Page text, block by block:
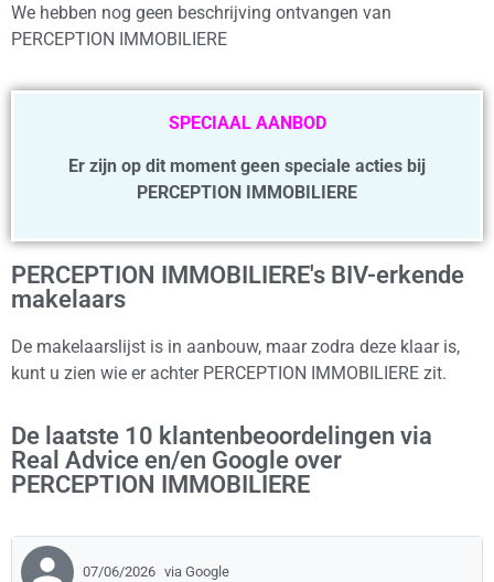
We hebben nog geen beschrijving ontvangen van
PERCEPTION IMMOBILIERE
SPECIAAL AANBOD
Er zijn op dit moment geen speciale acties bij
PERCEPTION IMMOBILIERE
PERCEPTION IMMOBILIERE's BIV-erkende
makelaars
De makelaarslijst is in aanbouw, maar zodra deze klaar is,
kunt u zien wie er achter PERCEPTION IMMOBILIERE zit.
De laatste 10 klantenbeoordelingen via
Real Advice en/en Google over
PERCEPTION IMMOBILIERE
07/06/2026 via Google